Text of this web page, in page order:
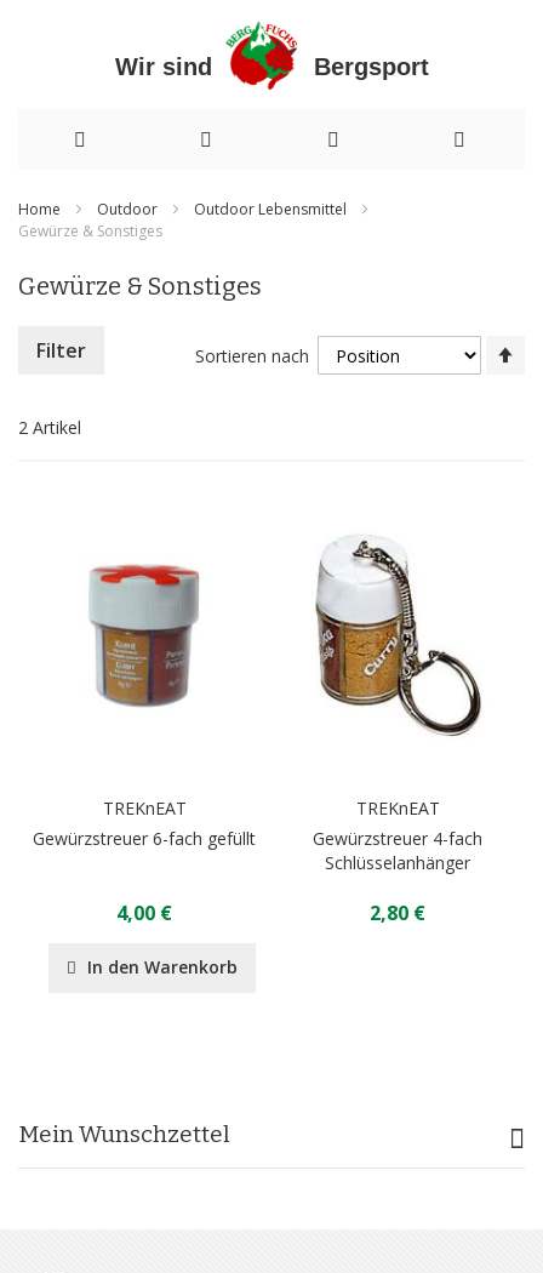
Wir sind Bergsport
zum
Inhalt
Home Outdoor
Outdoor Lebensmittel
Gewürze & Sonstiges
Gewürze & Sonstiges
2 Artikel
Sortieren nach
TREKnEAT
Gewürzstreuer 6-fach gefüllt
4,00 €
In den Warenkorb
TREKnEAT
Gewürzstreuer 4-fach
Schlüsselanhänger
2,80 €
Filter
Mein Wunschzettel